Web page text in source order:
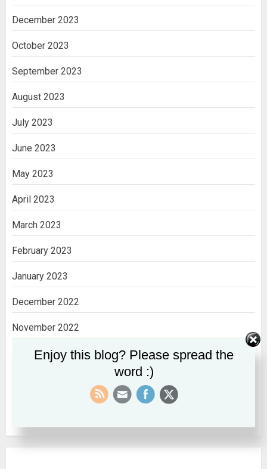
December 2023
October 2023
September 2023
August 2023
July 2023
June 2023
May 2023
April 2023
March 2023
February 2023
January 2023
December 2022
November 2022
October 2022
Enjoy this blog? Please spread the
word :)